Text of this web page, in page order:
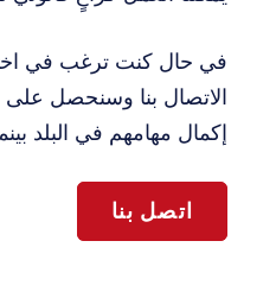
في حال كنت ترغب في
الاتصال بنا وسنحصل على
إكمال مهامهم في البلد
اتصل بنا